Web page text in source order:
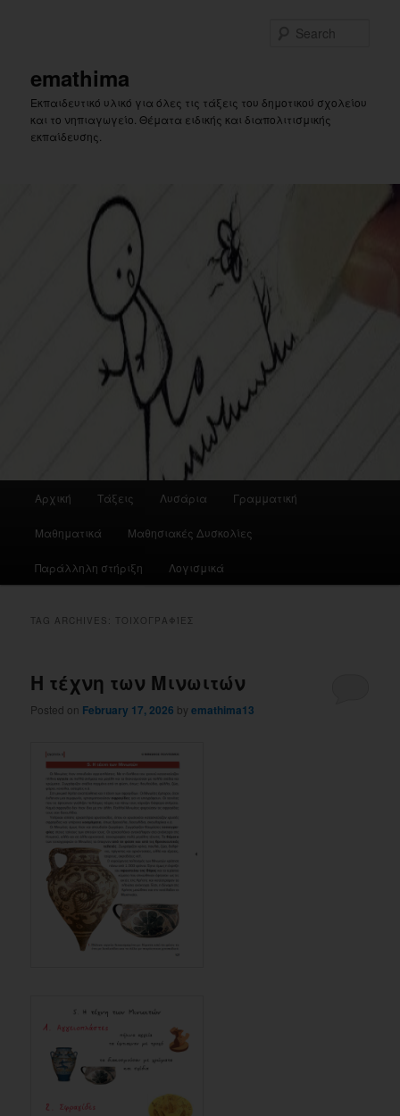
emathima
Εκπαιδευτικό υλικό για όλες τις τάξεις του δημοτικού σχολείου
και το νηπιαγωγείο. Θέματα ειδικής και διαπολιτισμικής
εκπαίδευσης.
Αρχική Τάξεις Λυσάρια Γραμματική
Μαθηματικά Μαθησιακές Δυσκολίες
Παράλληλη στήριξη Λογισμικά
TAG ARCHIVES: ΤΟΙΧΟΓΡΑΦΊΕΣ
Η τέχνη των Μινωιτών
Posted on February 17, 2026 byemathima13